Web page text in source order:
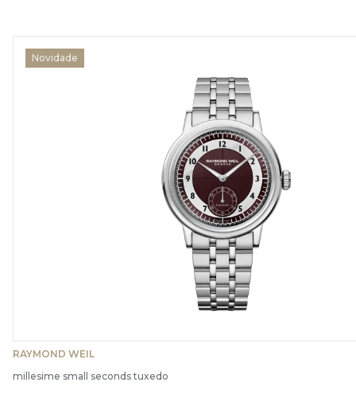
Novidade
RAYMOND WEIL
millesime small seconds tuxedo